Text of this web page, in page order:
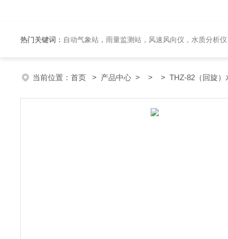
热门关键词： 自动气象站，雨量监测站，风速风向仪，水质分析
当前位置： 首页 > 产品中心 > > > THZ-82（回旋）水